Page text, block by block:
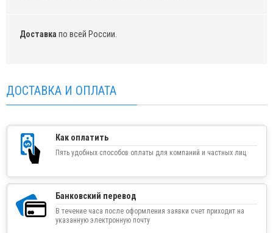
Доставка по всей России.
ДОСТАВКА И ОПЛАТА
Как оплатить
Пять удобных способов оплаты для компаний и частных лиц
Банковский перевод
В течение часа после оформления заявки счет приходит на
указанную электронную почту